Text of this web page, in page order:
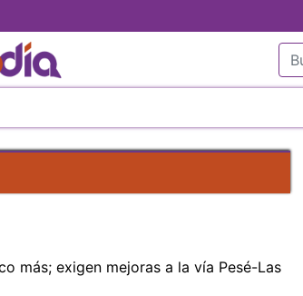
al
contenido
principal
más; exigen mejoras a la vía Pesé-Las